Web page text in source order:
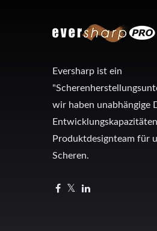
Eversharp ist ein
wir haben unabhängige
Produktdesignteam für
Scheren.